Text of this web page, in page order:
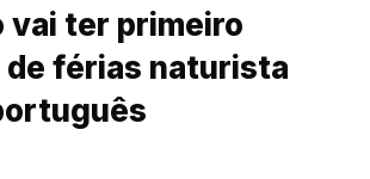
vai ter primeiro
de férias naturista